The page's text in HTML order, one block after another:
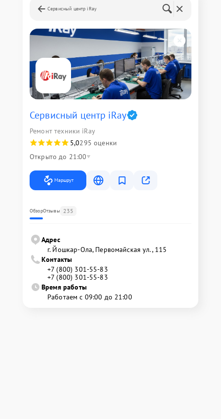
Сервисный центр iRay
Сервисный центр iRay
Ремонт техники iRay
5,0295 оценки
Открыто до 21:00
Маршрут
ОбзорОтзывы 235
Адрес
г. Йошкар-Ола, Первомайская ул., 115
Контакты
+7 (800) 301-55-83
+7 (800) 301-55-83
Время работы
Работаем с 09:00 до 21:00